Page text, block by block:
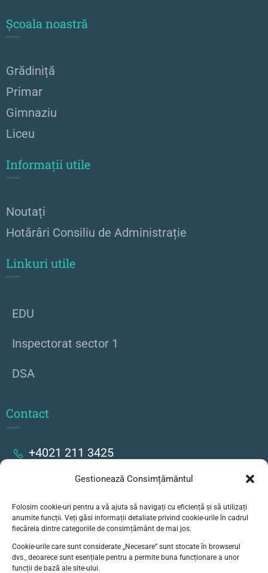
Gestionează Consimțământul
Folosim cookie-uri pentru a vă ajuta să navigați cu eficiență și să utilizați
anumite funcții. Veți găsi informații detaliate privind cookie-urile în cadrul
fiecăreia dintre categoriile de consimțământ de mai jos.
Cookie-urile care sunt considerate „Necesare” sunt stocate în browserul
dvs., deoarece sunt esențiale pentru a permite buna funcționare a unor
funcții de bază ale site-ului.
Școala noastră
Grădiniță
Primar
Gimnaziu
Liceu
Informații utile
Noutați
Hotărâri Consiliu de Administrație
Linkuri utile
EDU
Inspectorat sector 1
DSA
Contact
+4021 211 3425
Strada Stanislav Cihoschi 17, București
secretariat@colegiulgoethe.ro